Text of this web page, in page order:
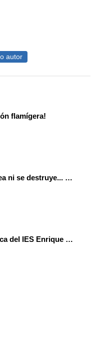
autor
flamígera!
La energía ni se crea ni se destruye... ¡se experimenta! El Tierno en la Feria Madrid es Ciencia 2026
El Gabinete de Física del IES Enrique Tierno Galván de Parla (Curso 25-26)